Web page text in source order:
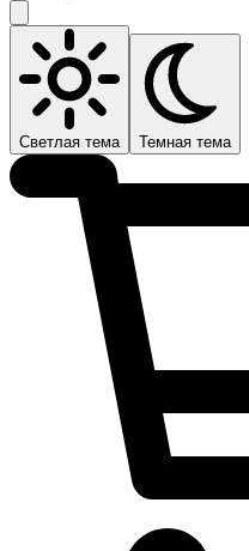
Светлая тема Темная тема